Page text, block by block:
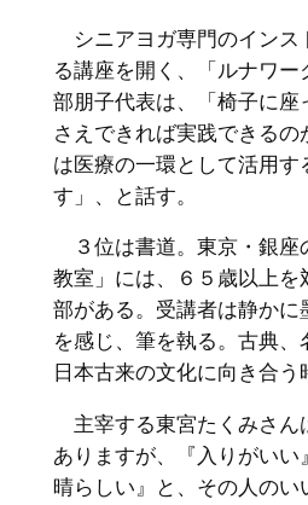
シニアヨガ専門のインス
る講座を開く、「ルナワ
部朋子代表は、「椅子に座
さえできれば実践できる
は医療の一環として活用す
す」、と話す。
３位は書道。東京・銀座
教室」には、６５歳以上を
部がある。受講者は静かに
を感じ、筆を執る。古典、
日本古来の文化に向き合う
主宰する東宮たくみさん
ありますが、『入りがい
晴らしい』と、その人のい